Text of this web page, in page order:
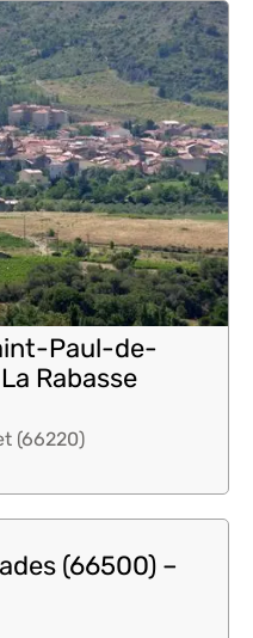
Paul-de-
Rabasse
(66220)
(66500) –